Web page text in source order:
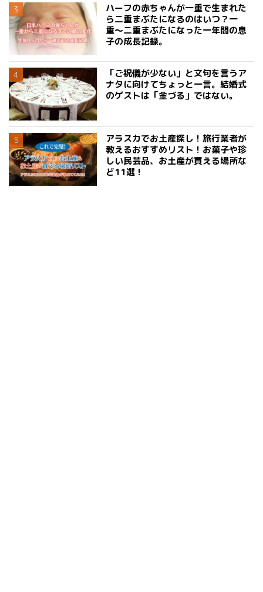
ハーフの赤ちゃんが一重で生まれた
ら二重まぶたになるのはいつ？一
重〜二重まぶたになった一年間の息
子の成長記録。
「ご祝儀が少ない」と文句を言うア
ナタに向けてちょっと一言。結婚式
のゲストは「金づる」ではない。
アラスカでお土産探し！旅行業者が
教えるおすすめリスト！お菓子や珍
しい民芸品、お土産が買える場所な
ど11選！